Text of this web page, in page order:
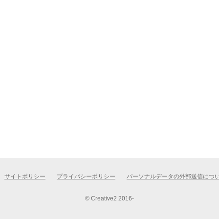
サイトポリシー プライバシーポリシー パーソナルデータの外部送信につ
© Creative2 2016-